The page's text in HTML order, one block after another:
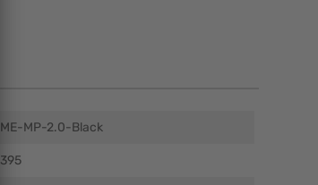
ME-MP-2.0-Black
395